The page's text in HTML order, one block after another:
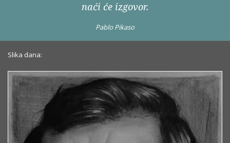
naći će izgovor.
Pablo Pikaso
Slika dana: